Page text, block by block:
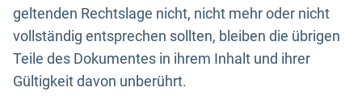
geltenden Rechtslage nicht, nicht mehr oder nicht
vollständig entsprechen sollten, bleiben die übrigen
Teile des Dokumentes in ihrem Inhalt und ihrer
Gültigkeit davon unberührt.